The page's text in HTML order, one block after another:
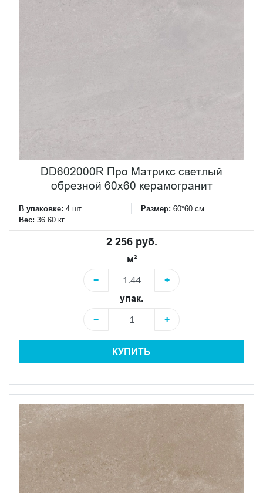
DD602000R Про Матрикс светлый
обрезной 60x60 керамогранит
В упаковке: 4 шт Размер: 60*60 см
Вес: 36.60 кг
2 256 руб.
м²
−
+
упак.
−
+
КУПИТЬ